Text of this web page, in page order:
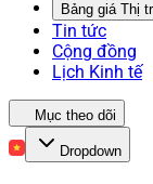
Bảng giá Thị
Tin tức
Cộng đồng
Lịch Kinh tế
Mục theo dõi
Dropdown